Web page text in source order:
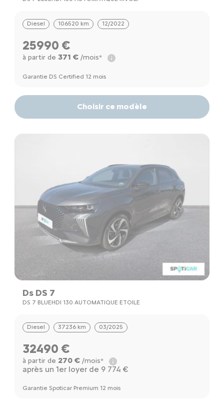
Diesel 106520 km 12/2022
25990 €
à partir de 371 €/mois*
Garantie DS Certified 12 mois
Choisir ce modèle
Ds DS 7
DS 7 BLUEHDI 130 AUTOMATIQUE ETOILE
Diesel 37236 km 03/2025
32490 €
à partir de 270 €/mois*
après un 1er loyer de 9 774 €
Garantie Spoticar Premium 12 mois